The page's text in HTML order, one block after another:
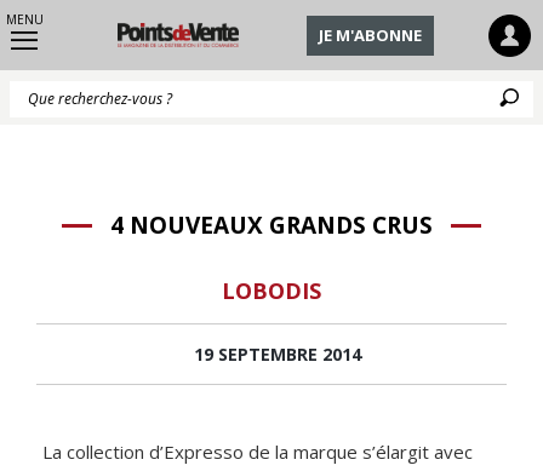
MENU
JE M'ABONNE
4 NOUVEAUX GRANDS CRUS
LOBODIS
19 SEPTEMBRE 2014
La collection d’Expresso de la marque s’élargit avec